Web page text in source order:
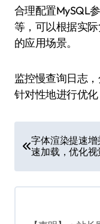
合理配置MySQL
等，可以根据实
的应用场景。
监控慢查询日志
针对性地进行优化
章
导
航
字体渲染提速增
速加载，优化视